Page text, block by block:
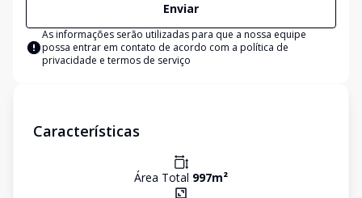
Enviar
As informações serão utilizadas para que a nossa equipe
possa entrar em contato de acordo com a política de
privacidade e termos de serviço
Características
Área Total 997m²